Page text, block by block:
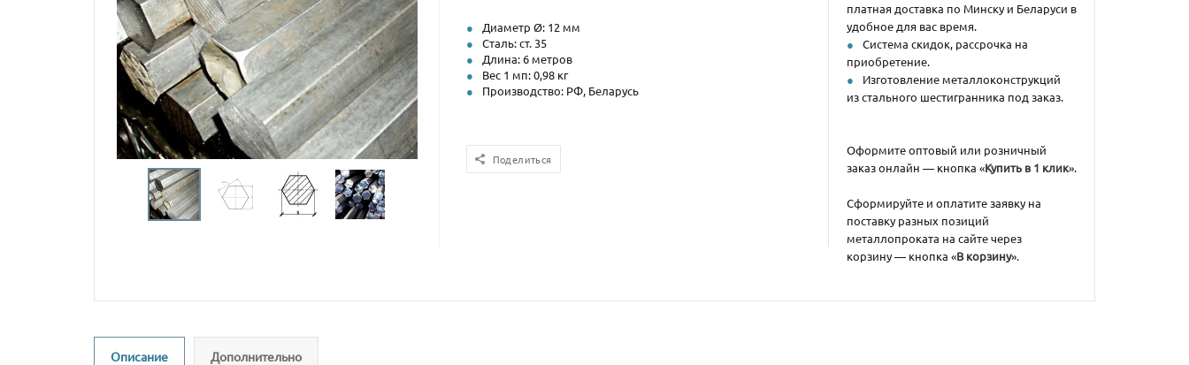
Диаметр Ø: 12 мм
Сталь: ст. 35
Длина: 6 метров
Вес 1 мп: 0,98 кг
Производство: РФ, Беларусь
Поделиться
платная доставка по Минску и Беларуси в
удобное для вас время.
Система скидок, рассрочка на
приобретение.
Изготовление металлоконструкций
из стального шестигранника под заказ.
Оформите оптовый или розничный
заказ онлайн — кнопка «Купить в 1 клик».
Сформируйте и оплатите заявку на
поставку разных позиций
металлопроката на сайте через
корзину — кнопка «В корзину».
Описание Дополнительно